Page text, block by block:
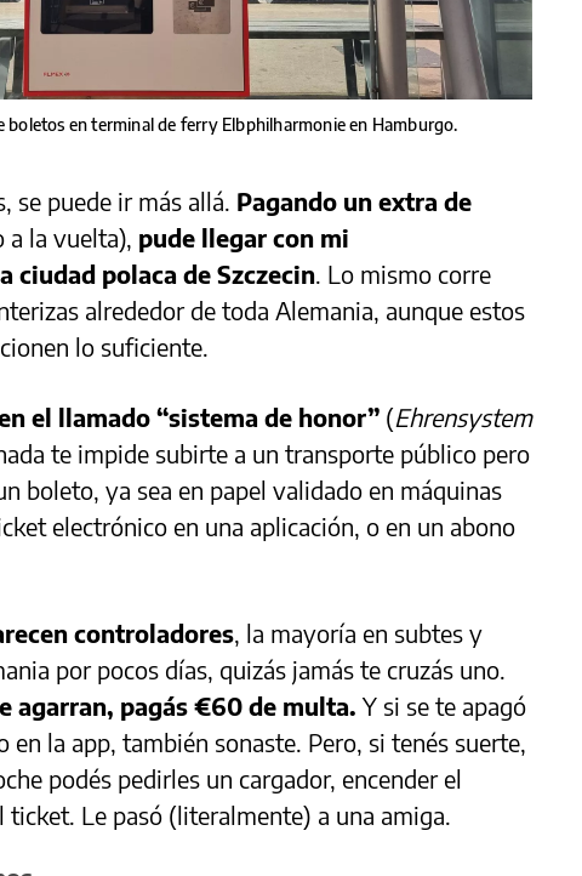
boletos en terminal de ferry Elbphilharmonie en Hamburgo.
se puede ir más allá. Pagando un extra de
la vuelta), pude llegar con mi
ciudad polaca de Szczecin. Lo mismo corre
alrededor de toda Alemania, aunque estos
lo suficiente.
el llamado “sistema de honor” (Ehrensystem
te impide subirte a un transporte público pero
boleto, ya sea en papel validado en máquinas
electrónico en una aplicación, o en un abono
controladores, la mayoría en subtes y
por pocos días, quizás jamás te cruzás uno.
agarran, pagás €60 de multa. Y si se te apagó
en la app, también sonaste. Pero, si tenés suerte,
podés pedirles un cargador, encender el
Le pasó (literalmente) a una amiga.